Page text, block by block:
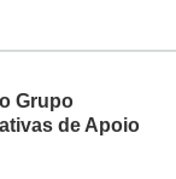
Grupo
de Apoio